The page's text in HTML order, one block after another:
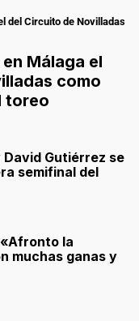
Málaga el
como
toreo
David Gutiérrez se
semifinal del
la
muchas ganas y